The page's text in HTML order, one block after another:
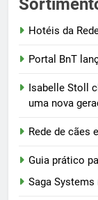
Hotéis da
Portal BnT
Isabelle Stoll
uma nova
Rede de cães
Guia prático
Saga